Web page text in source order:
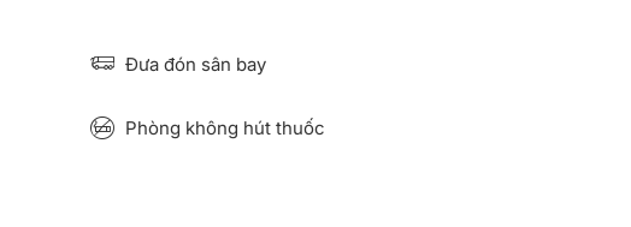
Đưa đón sân bay
Phòng không hút thuốc